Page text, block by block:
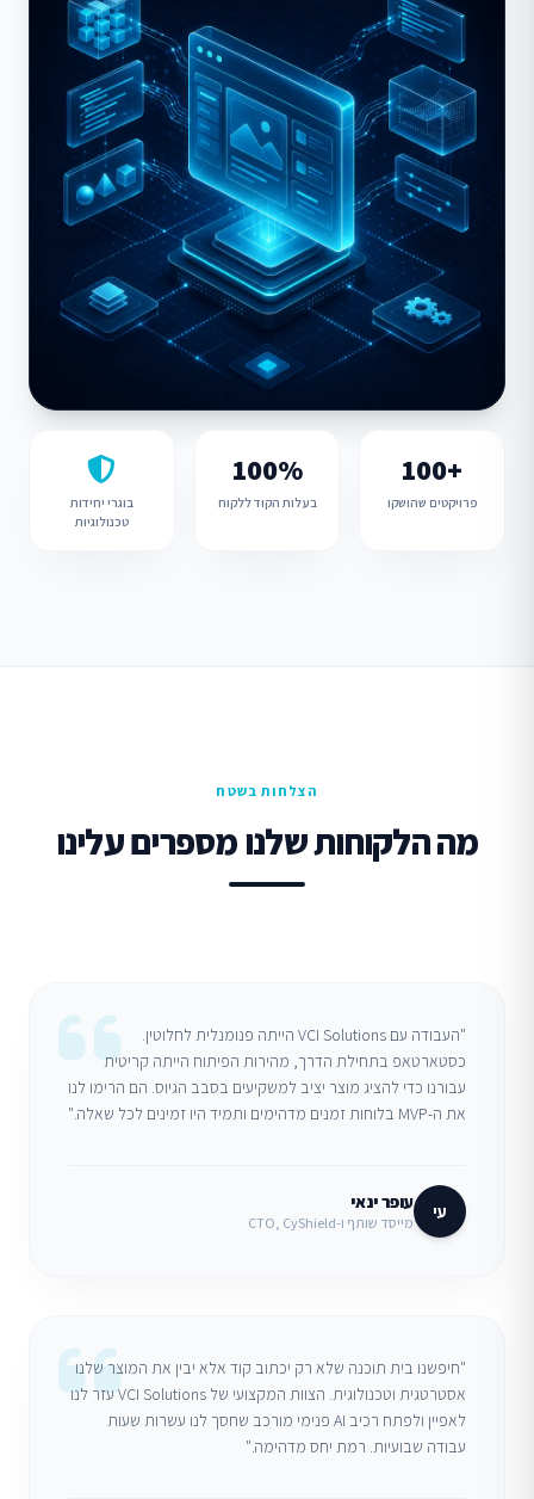
100+
פרויקטים שהושקו
100%
בעלות הקוד ללקוח
בוגרי יחידות
טכנולוגיות
הצלחות בשטח
מה הלקוחות שלנו מספרים עלינו
"העבודה עם VCI Solutions הייתה פנומנלית לחלוטין.
כסטארטאפ בתחילת הדרך, מהירות הפיתוח הייתה קריטית
עבורנו כדי להציג מוצר יציב למשקיעים בסבב הגיוס. הם הרימו לנו
את ה-MVP בלוחות זמנים מדהימים ותמיד היו זמינים לכל שאלה."
עי עופר ינאי
מייסד שותף ו-CTO, CyShield
"חיפשנו בית תוכנה שלא רק יכתוב קוד אלא יבין את המוצר שלנו
אסטרטגית וטכנולוגית. הצוות המקצועי של VCI Solutions עזר לנו
לאפיין ולפתח רכיב AI פנימי מורכב שחסך לנו עשרות שעות
עבודה שבועיות. רמת יחס מדהימה."